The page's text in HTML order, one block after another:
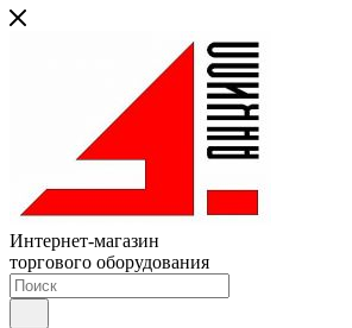
Интернет-магазин
торгового оборудования